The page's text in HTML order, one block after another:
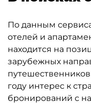
По данным
отелей и
находится на
зарубежных
году интерес к
бронирований с